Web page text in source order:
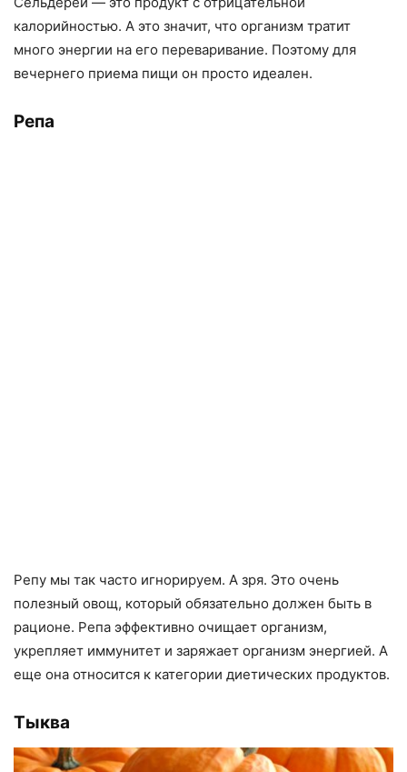
калорийностью. А это значит, что организм тратит
много энергии на его переваривание. Поэтому для
вечернего приема пищи он просто идеален.
Репа
Репу мы так часто игнорируем. А зря. Это очень
полезный овощ, который обязательно должен быть в
рационе. Репа эффективно очищает организм,
укрепляет иммунитет и заряжает организм энергией. А
еще она относится к категории диетических продуктов.
Тыква